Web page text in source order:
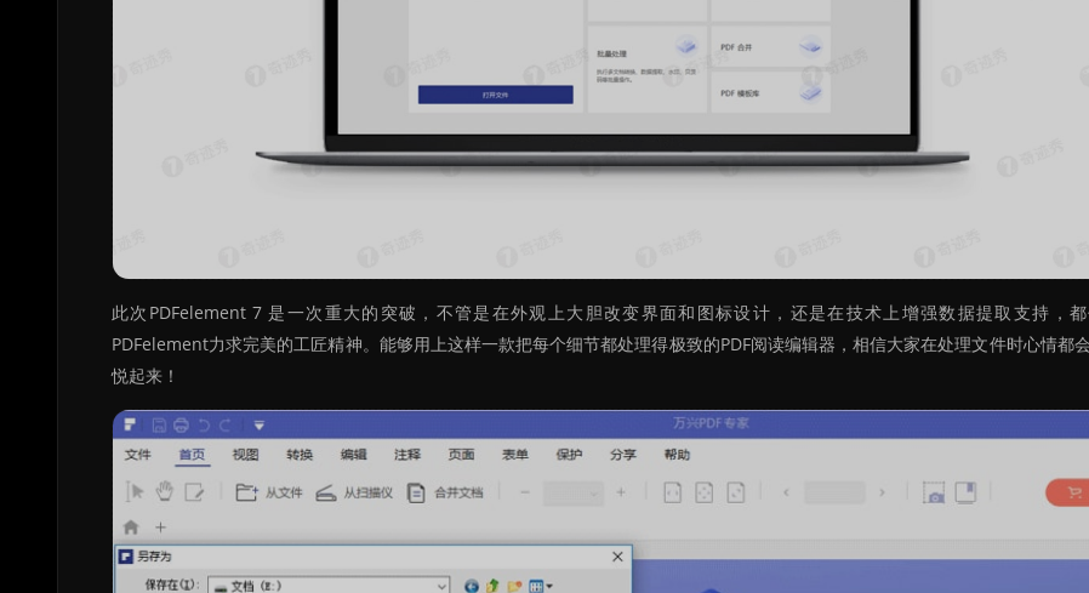
此次PDFelement 7 是一次重大的突破，不管是在外观上大胆改变界面和图标设计，还是在技术上增强数据提取支持，
PDFelement力求完美的工匠精神。能够用上这样一款把每个细节都处理得极致的PDF阅读编辑器，相信大家在处理文件时心情都
悦起来！